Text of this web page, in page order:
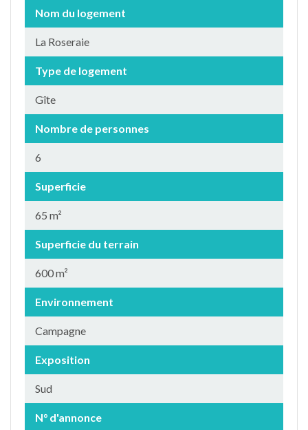
Nom du logement
La Roseraie
Type de logement
Gîte
Nombre de personnes
6
Superficie
65 m²
Superficie du terrain
600 m²
Environnement
Campagne
Exposition
Sud
N° d'annonce